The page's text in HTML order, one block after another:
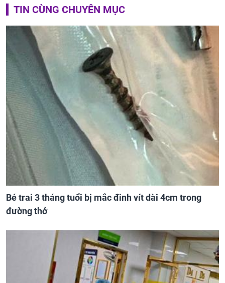
TIN CÙNG CHUYÊN MỤC
Bé trai 3 tháng tuổi bị mắc đinh vít dài 4cm trong
đường thở